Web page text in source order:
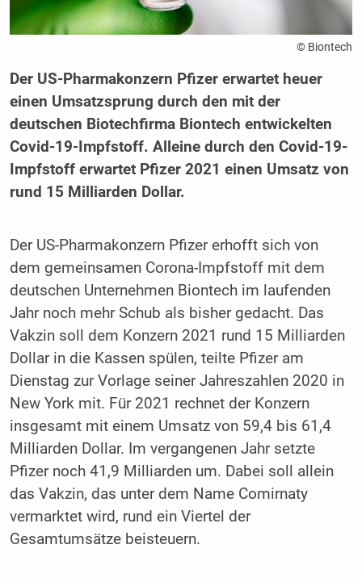
© Biontech
Der US-Pharmakonzern Pfizer erwartet heuer
einen Umsatzsprung durch den mit der
deutschen Biotechfirma Biontech entwickelten
Covid-19-Impfstoff. Alleine durch den Covid-19-
Impfstoff erwartet Pfizer 2021 einen Umsatz von
rund 15 Milliarden Dollar.
Der US-Pharmakonzern Pfizer erhofft sich von
dem gemeinsamen Corona-Impfstoff mit dem
deutschen Unternehmen Biontech im laufenden
Jahr noch mehr Schub als bisher gedacht. Das
Vakzin soll dem Konzern 2021 rund 15 Milliarden
Dollar in die Kassen spülen, teilte Pfizer am
Dienstag zur Vorlage seiner Jahreszahlen 2020 in
New York mit. Für 2021 rechnet der Konzern
insgesamt mit einem Umsatz von 59,4 bis 61,4
Milliarden Dollar. Im vergangenen Jahr setzte
Pfizer noch 41,9 Milliarden um. Dabei soll allein
das Vakzin, das unter dem Name Comirnaty
vermarktet wird, rund ein Viertel der
Gesamtumsätze beisteuern.